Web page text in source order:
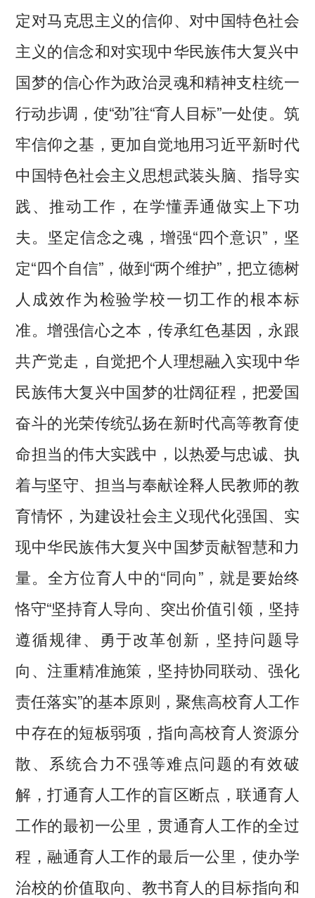
定对马克思主义的信仰、对中国特色社会
主义的信念和对实现中华民族伟大复兴中
国梦的信心作为政治灵魂和精神支柱统一
行动步调，使“劲”往“育人目标”一处使。筑
牢信仰之基，更加自觉地用习近平新时代
中国特色社会主义思想武装头脑、指导实
践、推动工作，在学懂弄通做实上下功
夫。坚定信念之魂，增强“四个意识”，坚
定“四个自信”，做到“两个维护”，把立德树
人成效作为检验学校一切工作的根本标
准。增强信心之本，传承红色基因，永跟
共产党走，自觉把个人理想融入实现中华
民族伟大复兴中国梦的壮阔征程，把爱国
奋斗的光荣传统弘扬在新时代高等教育使
命担当的伟大实践中，以热爱与忠诚、执
着与坚守、担当与奉献诠释人民教师的教
育情怀，为建设社会主义现代化强国、实
现中华民族伟大复兴中国梦贡献智慧和力
量。全方位育人中的“同向”，就是要始终
恪守“坚持育人导向、突出价值引领，坚持
遵循规律、勇于改革创新，坚持问题导
向、注重精准施策，坚持协同联动、强化
责任落实”的基本原则，聚焦高校育人工作
中存在的短板弱项，指向高校育人资源分
散、系统合力不强等难点问题的有效破
解，打通育人工作的盲区断点，联通育人
工作的最初一公里，贯通育人工作的全过
程，融通育人工作的最后一公里，使办学
治校的价值取向、教书育人的目标指向和